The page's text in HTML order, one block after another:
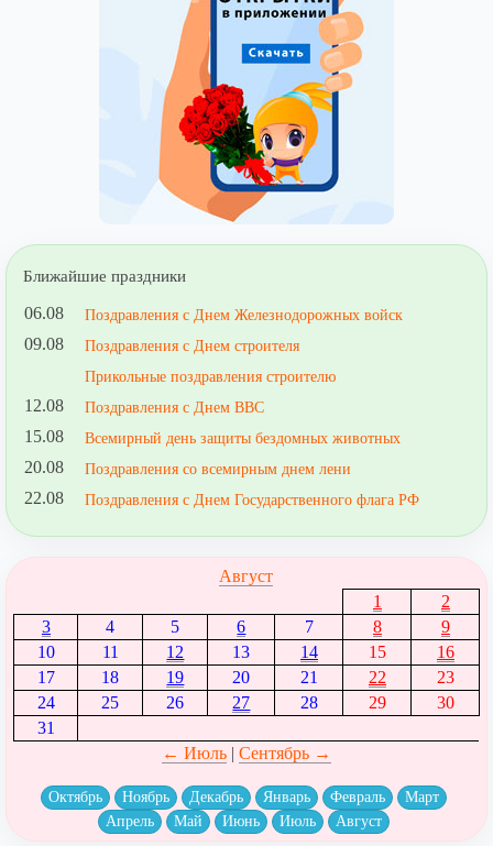
Ближайшие праздники
06.08 Поздравления с Днем Железнодорожных войск
09.08
Поздравления с Днем строителя
Прикольные поздравления строителю
12.08 Поздравления с Днем ВВС
15.08 Всемирный день защиты бездомных животных
20.08 Поздравления со всемирным днем лени
22.08 Поздравления с Днем Государственного флага РФ
Август
1
2
3
4 5 6 7 8
9
10
11 12 13 14 15
16
17
18 19 20 21 22
23
24
25 26 27 28 29
30
31
← Июль| Сентябрь →
Октябрь Ноябрь Декабрь Январь Февраль
Март
Апрель
Май Июнь Июль Август